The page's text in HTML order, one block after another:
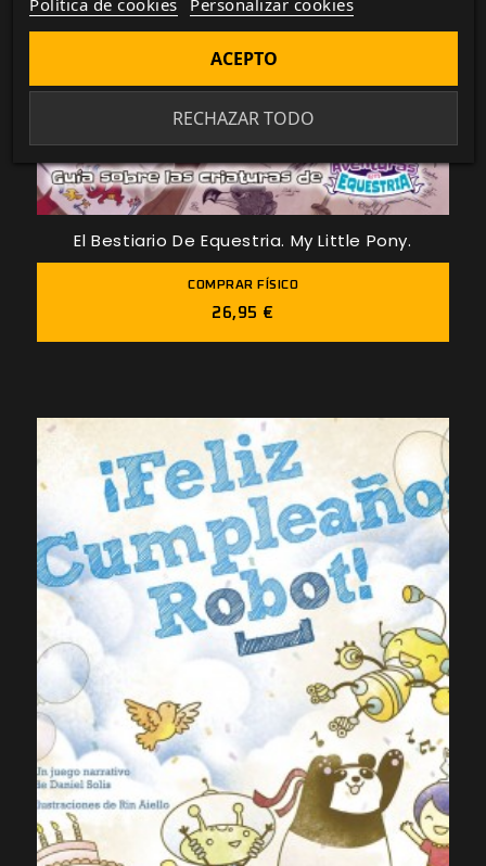
El Bestiario De Equestria. My Little Pony.
COMPRAR FÍSICO
26,95 €
Política de cookies Personalizar cookies
RECHAZAR TODO
ACEPTO